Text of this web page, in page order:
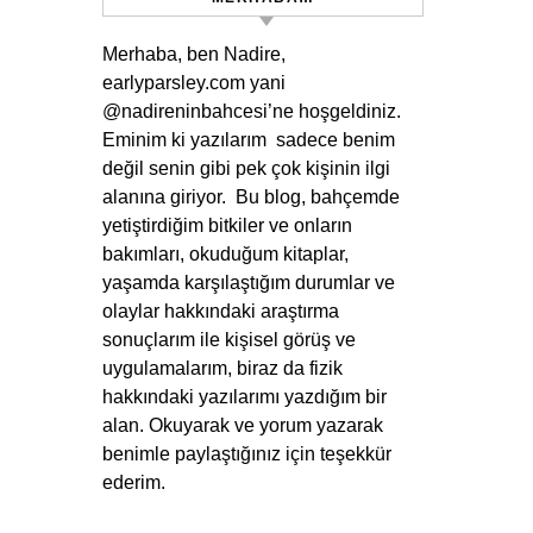
Merhaba, ben Nadire,
earlyparsley.com yani
@nadireninbahcesi’ne hoşgeldiniz.
Eminim ki yazılarım sadece benim
değil senin gibi pek çok kişinin ilgi
alanına giriyor. Bu blog, bahçemde
yetiştirdiğim bitkiler ve onların
bakımları, okuduğum kitaplar,
yaşamda karşılaştığım durumlar ve
olaylar hakkındaki araştırma
sonuçlarım ile kişisel görüş ve
uygulamalarım, biraz da fizik
hakkındaki yazılarımı yazdığım bir
alan. Okuyarak ve yorum yazarak
benimle paylaştığınız için teşekkür
ederim.